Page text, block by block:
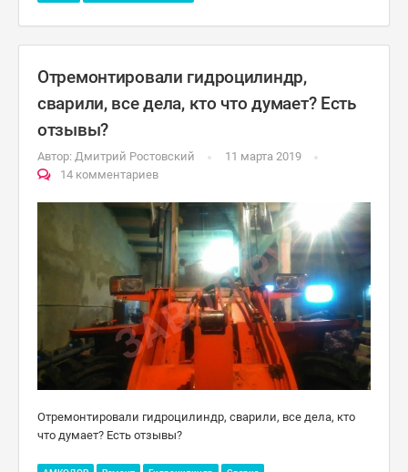
Отремонтировали гидроцилиндр,
сварили, все дела, кто что думает? Есть
отзывы?
Автор: Дмитрий Ростовский
11 марта 2019
14 комментариев
Отремонтировали гидроцилиндр, сварили, все дела, кто
что думает? Есть отзывы?